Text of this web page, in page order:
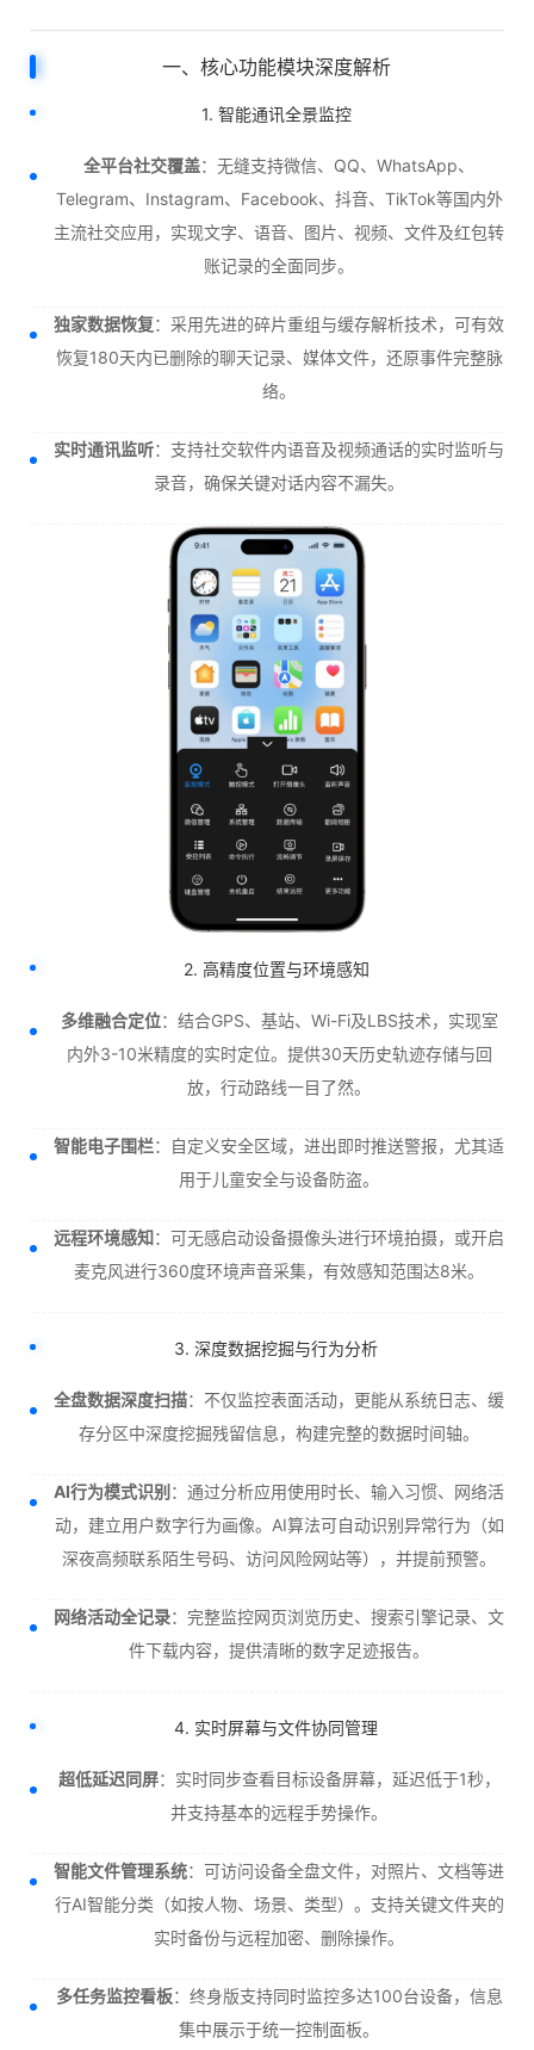
一、核心功能模块深度解析
1. 智能通讯全景监控
全平台社交覆盖：无缝支持微信、QQ、WhatsApp、
Telegram、Instagram、Facebook、抖音、TikTok等国内外
主流社交应用，实现文字、语音、图片、视频、文件及红包转
账记录的全面同步。
独家数据恢复：采用先进的碎片重组与缓存解析技术，可有效
恢复180天内已删除的聊天记录、媒体文件，还原事件完整脉
络。
实时通讯监听：支持社交软件内语音及视频通话的实时监听与
录音，确保关键对话内容不漏失。
2. 高精度位置与环境感知
多维融合定位：结合GPS、基站、Wi-Fi及LBS技术，实现室
内外3-10米精度的实时定位。提供30天历史轨迹存储与回
放，行动路线一目了然。
智能电子围栏：自定义安全区域，进出即时推送警报，尤其适
用于儿童安全与设备防盗。
远程环境感知：可无感启动设备摄像头进行环境拍摄，或开启
麦克风进行360度环境声音采集，有效感知范围达8米。
3. 深度数据挖掘与行为分析
全盘数据深度扫描：不仅监控表面活动，更能从系统日志、缓
存分区中深度挖掘残留信息，构建完整的数据时间轴。
AI行为模式识别 ：通过分析应用使用时长、输入习惯、网络活
动，建立用户数字行为画像。AI算法可自动识别异常行为（如
深夜高频联系陌生号码、访问风险网站等），并提前预警。
网络活动全记录：完整监控网页浏览历史、搜索引擎记录、文
件下载内容，提供清晰的数字足迹报告。
4. 实时屏幕与文件协同管理
超低延迟同屏：实时同步查看目标设备屏幕，延迟低于1秒，
并支持基本的远程手势操作。
智能文件管理系统：可访问设备全盘文件，对照片、文档等进
行AI智能分类（如按人物、场景、类型）。支持关键文件夹的
实时备份与远程加密、删除操作。
多任务监控看板：终身版支持同时监控多达100台设备，信息
集中展示于统一控制面板。